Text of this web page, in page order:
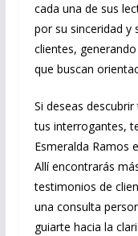
cada una de sus
por su sinceridad y
clientes,
que buscan
Si deseas
tus interrogantes,
Esmeralda Ramos
Allí encontrarás
testimonios de
una consulta
guiarte hacia la